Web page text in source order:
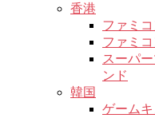
香港
ファミ
ファミ
スーパ
ンド
韓国
ゲーム